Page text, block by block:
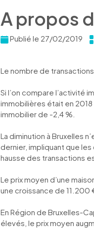
A propos
Publié le 27/02/2019
Le nombre de
Si l’on compare l’activité
immobilières était en 2018
immobilier de -2,4 %.
La diminution à Bruxelles
dernier, impliquant que
hausse des transactions
Le prix moyen d’une
une croissance de 11.200
En Région de Bruxelles-
élevés, le prix moyen